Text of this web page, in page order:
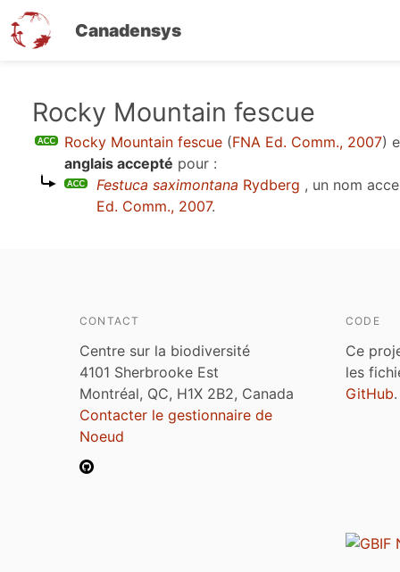
Canadensys
contenu
Rocky Mountain fescue
Rocky Mountain fescue (FNA Ed. Comm., 2007)
anglais accepté pour :
Festuca saximontana Rydberg , un nom
Ed. Comm., 2007.
CONTACT
Centre sur la biodiversité
4101 Sherbrooke Est
Montréal, QC, H1X 2B2, Canada
Contacter le gestionnaire de
Noeud
CODE
Ce
les
GitHub.